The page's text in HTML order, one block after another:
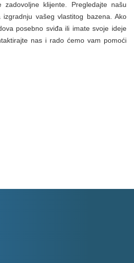
klijente. Pregledajte našu
vašeg vlastitog bazena. Ako
posebno sviđa ili imate svoje ideje
nas i rado ćemo vam pomoći